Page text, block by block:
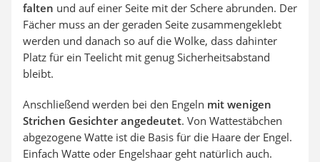
falten und auf einer Seite mit der Schere abrunden. Der
Fächer muss an der geraden Seite zusammengeklebt
werden und danach so auf die Wolke, dass dahinter
Platz für ein Teelicht mit genug Sicherheitsabstand
bleibt.
Anschließend werden bei den Engeln mit wenigen
Strichen Gesichter angedeutet. Von Wattestäbchen
abgezogene Watte ist die Basis für die Haare der Engel.
Einfach Watte oder Engelshaar geht natürlich auch.